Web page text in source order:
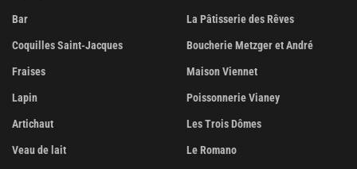
Bar
Coquilles Saint-Jacques
Fraises
Lapin
Artichaut
Veau de lait
La Pâtisserie des Rêves
Boucherie Metzger et André
Maison Viennet
Poissonnerie Vianey
Les Trois Dômes
Le Romano